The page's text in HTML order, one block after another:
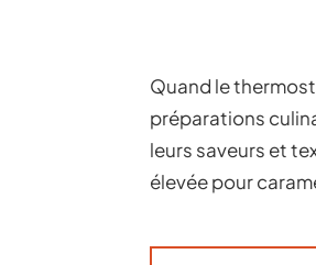
Quand le
préparations
leurs saveurs et
élevée pour